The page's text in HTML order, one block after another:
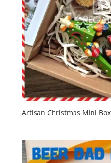
Artisan Christmas Mini Box